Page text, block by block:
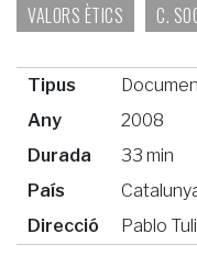
VALORS ÈTICS
C.
Tipus
Any
2008
Durada
33 min
País
Direcció
Pablo